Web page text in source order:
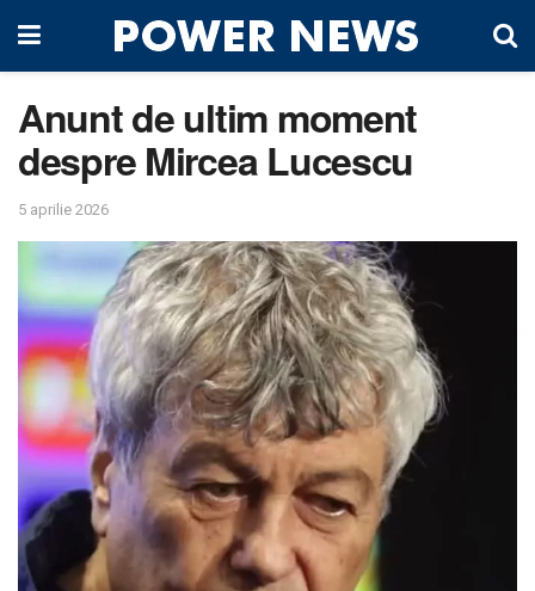
Anunt de ultim moment
despre Mircea Lucescu
5 aprilie 2026